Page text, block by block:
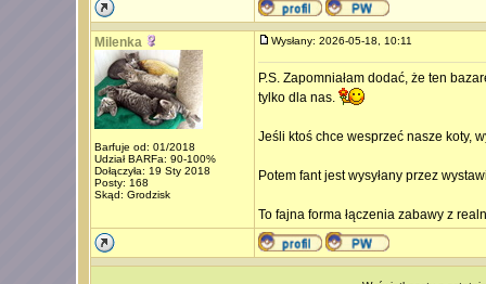
Milenka
Barfuje od: 01/2018
Udział BARFa: 90-100%
Dołączyła: 19 Sty 2018
Posty: 168
Skąd: Grodzisk
Wysłany: 2026-05-18, 10:11
P.S. Zapomniałam dodać, że ten
tylko dla nas.
Jeśli ktoś chce wesprzeć nasze koty,
Potem fant jest wysyłany przez
To fajna forma łączenia zabawy z